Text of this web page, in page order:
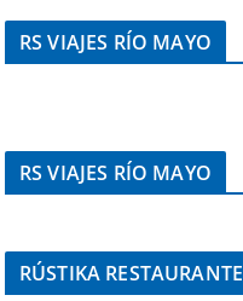
RS VIAJES RÍO MAYO
RS VIAJES RÍO MAYO
RÚSTIKA RESTAURANTE